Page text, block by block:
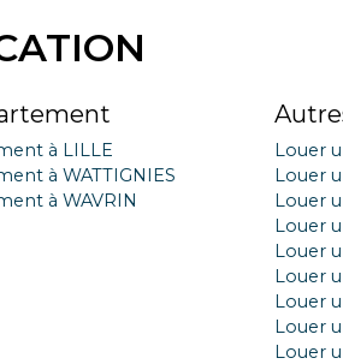
à LILLE
à WATTIGNIES
à WAVRIN
Louer
Louer
Louer
Louer
Louer
Louer
Louer
Louer
Louer